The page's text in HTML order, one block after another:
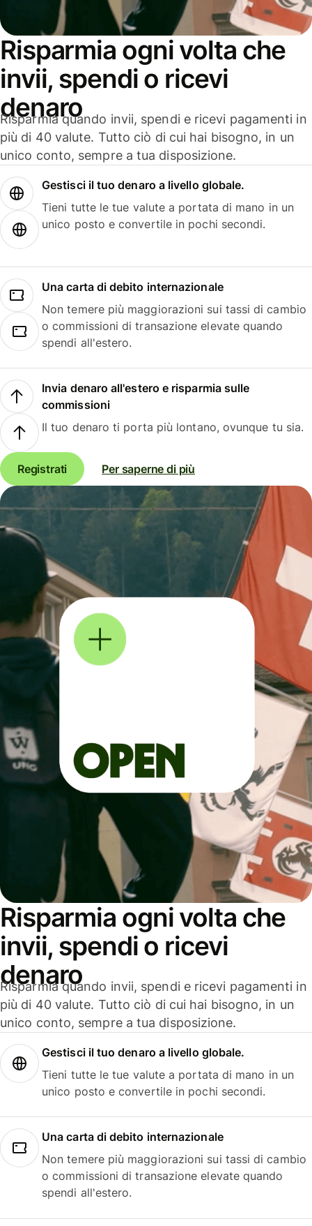
Risparmia ogni volta che
invii, spendi o ricevi
denaro
Risparmia quando invii, spendi e ricevi pagamenti in
più di 40 valute. Tutto ciò di cui hai bisogno, in un
unico conto, sempre a tua disposizione.
Gestisci il tuo denaro a livello globale.
Tieni tutte le tue valute a portata di mano in un
unico posto e convertile in pochi secondi.
Una carta di debito internazionale
Non temere più maggiorazioni sui tassi di cambio
o commissioni di transazione elevate quando
spendi all'estero.
Invia denaro all'estero e risparmia sulle
commissioni
Il tuo denaro ti porta più lontano, ovunque tu sia.
Registrati Per saperne di più
Risparmia ogni volta che
invii, spendi o ricevi
denaro
Risparmia quando invii, spendi e ricevi pagamenti in
più di 40 valute. Tutto ciò di cui hai bisogno, in un
unico conto, sempre a tua disposizione.
Gestisci il tuo denaro a livello globale.
Tieni tutte le tue valute a portata di mano in un
unico posto e convertile in pochi secondi.
Una carta di debito internazionale
Non temere più maggiorazioni sui tassi di cambio
o commissioni di transazione elevate quando
spendi all'estero.